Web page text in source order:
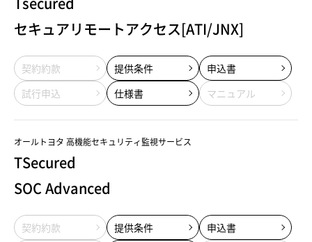
セキュアリモートアクセス[ATI/JNX]
契約約款 提供条件
申込書
試行申込
仕様書 マニュアル
オールトヨタ 高機能セキュリティ監視サービス
TSecured
SOC Advanced
契約約款 提供条件
申込書